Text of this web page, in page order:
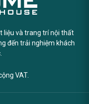
liệu và trang trí nội thất
đến trải nghiệm khách
VAT.